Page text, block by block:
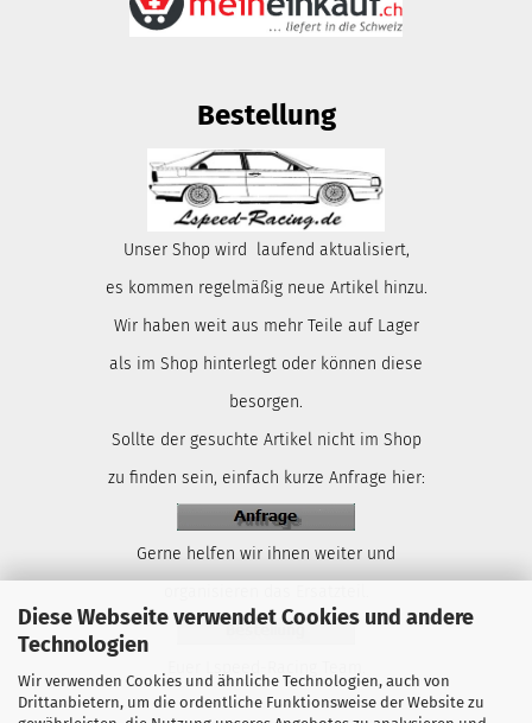
Diese Webseite verwendet Cookies und andere
Technologien
Wir verwenden Cookies und ähnliche Technologien, auch von
Drittanbietern, um die ordentliche Funktionsweise der Website zu
Bestellung
Unser Shop wird laufend aktualisiert,
es kommen regelmäßig neue Artikel hinzu.
Wir haben weit aus mehr Teile auf Lager
als im Shop hinterlegt oder können diese
besorgen.
Sollte der gesuchte Artikel nicht im Shop
zu finden sein, einfach kurze Anfrage hier:
Gerne helfen wir ihnen weiter und